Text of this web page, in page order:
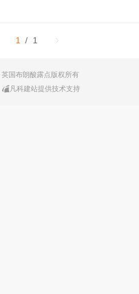
1 / 1
国布朗酸露点版权所有
凡科建站提供技术支持